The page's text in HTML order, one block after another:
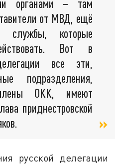
органами – там
от МВД, ещё
службы, которые
Вот в
все эти,
подразделения,
члены ОКК, имеют
приднестровской
русской делегации